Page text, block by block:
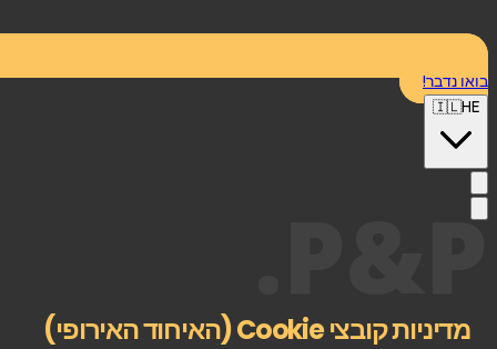
נדבר!
🇮🇱
מדיניות קובצי Cookie (האיחוד האירופי)